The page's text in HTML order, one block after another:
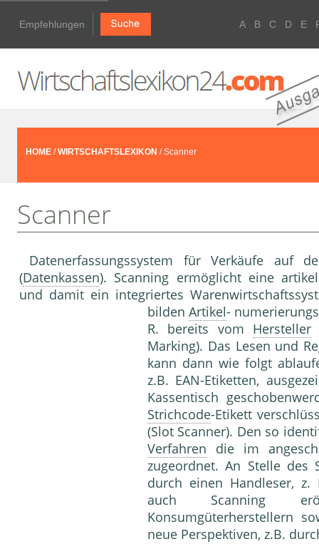
Empfehlungen A B C D E
HOME /WIRTSCHAFTSLEXIKON / Scanner
Scanner
Datenerfassungssystem für Verkäufe auf
(Datenkassen). Scanning ermöglicht eine
und damit ein integriertes
bilden Artikel-
R. bereits vom Hersteller
Marking). Das Lesen und
kann dann wie folgt
z.B. EAN-Etiketten,
Kassentisch
Strichcode-Etikett
(Slot Scanner). Den so
Verfahren die im
zugeordnet. An Stelle
durch einen Handleser,
auch Scanning
Konsumgüterherstellern
neue Perspektiven, z.B.